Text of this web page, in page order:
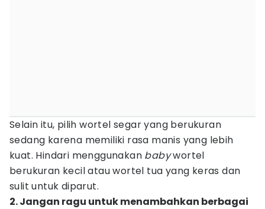
Selain itu, pilih wortel segar yang berukuran
sedang karena memiliki rasa manis yang lebih
kuat. Hindari menggunakan babywortel
berukuran kecil atau wortel tua yang keras dan
sulit untuk diparut.
2. Jangan ragu untuk menambahkan berbagai